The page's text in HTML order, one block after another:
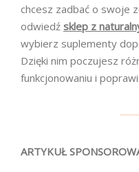
chcesz zadbać o swoje
odwiedź sklep z
wybierz suplementy
Dzięki nim poczujesz
funkcjonowaniu i
ARTYKUŁ